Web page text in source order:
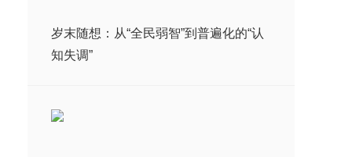
岁末随想：从“全民弱智”到普遍化的“认
知失调”